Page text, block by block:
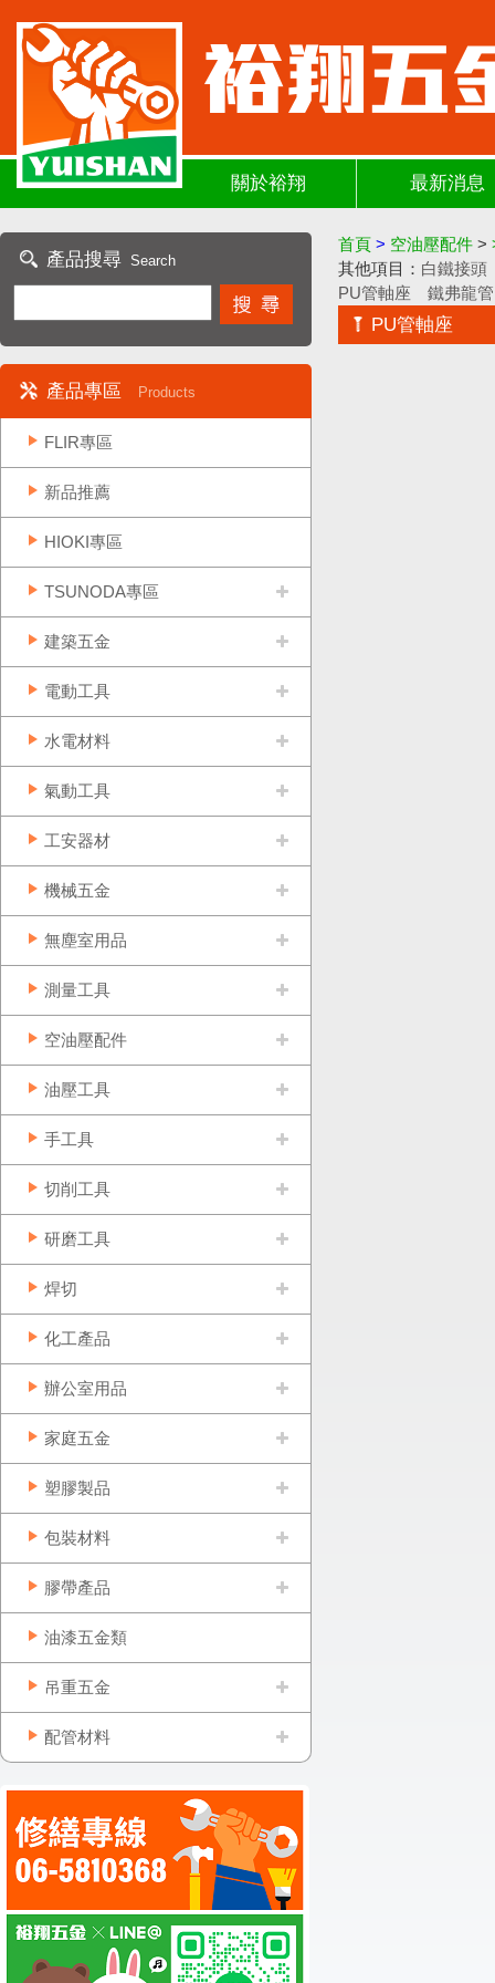
關於裕翔 最新消息
產品搜尋 Search
產品專區 Products
FLIR專區
新品推薦
HIOKI專區
TSUNODA專區
建築五金
電動工具
水電材料
氣動工具
工安器材
機械五金
無塵室用品
測量工具
空油壓配件
油壓工具
手工具
切削工具
研磨工具
焊切
化工產品
辦公室用品
家庭五金
塑膠製品
包裝材料
膠帶產品
油漆五金類
吊重五金
配管材料
首頁 > 空油壓配件 >
其他項目： 白鐵接頭
PU管軸座
鐵弗龍管
PU管軸座